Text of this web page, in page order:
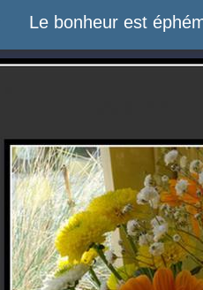
Le bonheur est